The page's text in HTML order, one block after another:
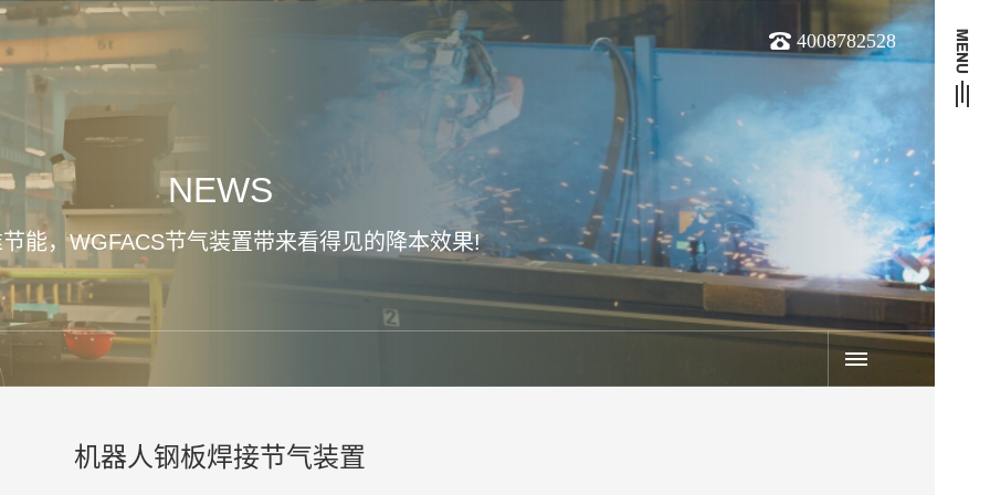
4008782528
NEWS
能，WGFACS节气装置带来看得见的降本效果!
机器人钢板焊接节气装置